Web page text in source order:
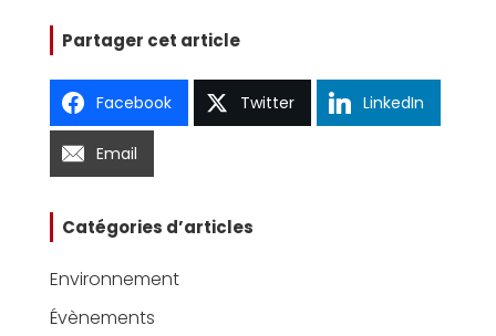
Partager cet article
Facebook Twitter LinkedIn
Email
Catégories d’articles
Environnement
Évènements